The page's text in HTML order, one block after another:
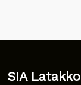
SIA Latakko